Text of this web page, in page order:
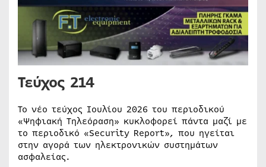
Τεύχος 214
Το νέο τεύχος Ιουλίου 2026 του περιοδικού
«Ψηφιακή Τηλεόραση» κυκλοφορεί πάντα μαζί με
το περιοδικό «Security Report», που ηγείται
στην αγορά των ηλεκτρονικών συστημάτων
ασφαλείας.